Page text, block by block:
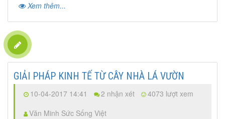
Xem thêm...
GIẢI PHÁP KINH TẾ TỪ CÂY NHÀ LÁ VƯỜN
10-04-2017 14:41 2 nhận xét
4073 lượt xem
Văn Minh Sức Sống Việt